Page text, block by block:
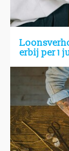
erbij per 1